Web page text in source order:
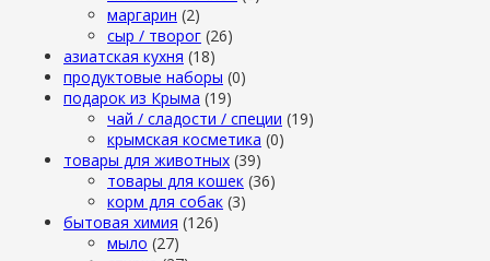
маргарин (2)
сыр / творог (26)
азиатская кухня (18)
продуктовые наборы (0)
подарок из Крыма (19)
чай / сладости / специи (19)
крымская косметика (0)
товары для животных (39)
товары для кошек (36)
корм для собак (3)
бытовая химия (126)
мыло (27)